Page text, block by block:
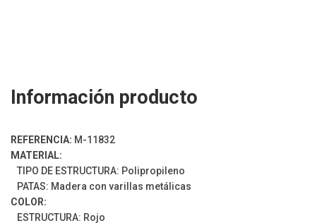
Información producto
REFERENCIA: M-11832
MATERIAL:
TIPO DE ESTRUCTURA: Polipropileno
PATAS: Madera con varillas metálicas
COLOR:
ESTRUCTURA: Rojo